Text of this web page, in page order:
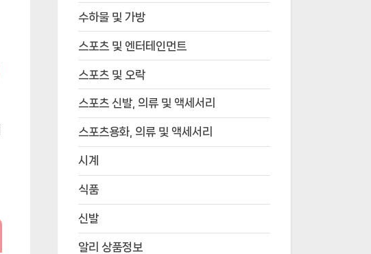
수하물 및 가방
스포츠 및 엔터테인먼트
스포츠 및 오락
스포츠 신발, 의류 및 액세서리
스포츠용화, 의류 및 액세서리
시계
식품
신발
알리 상품정보